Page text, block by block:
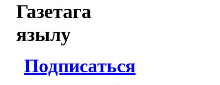
Газетага
язылу
Подписаться